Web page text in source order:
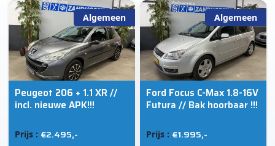
Algemeen
Peugeot 206 + 1.1 XR //
incl. nieuwe APK!!!
Prijs : €2.495,-
Algemeen
Ford Focus C-Max 1.8-16V
Futura // Bak hoorbaar !!!
Prijs : €1.995,-